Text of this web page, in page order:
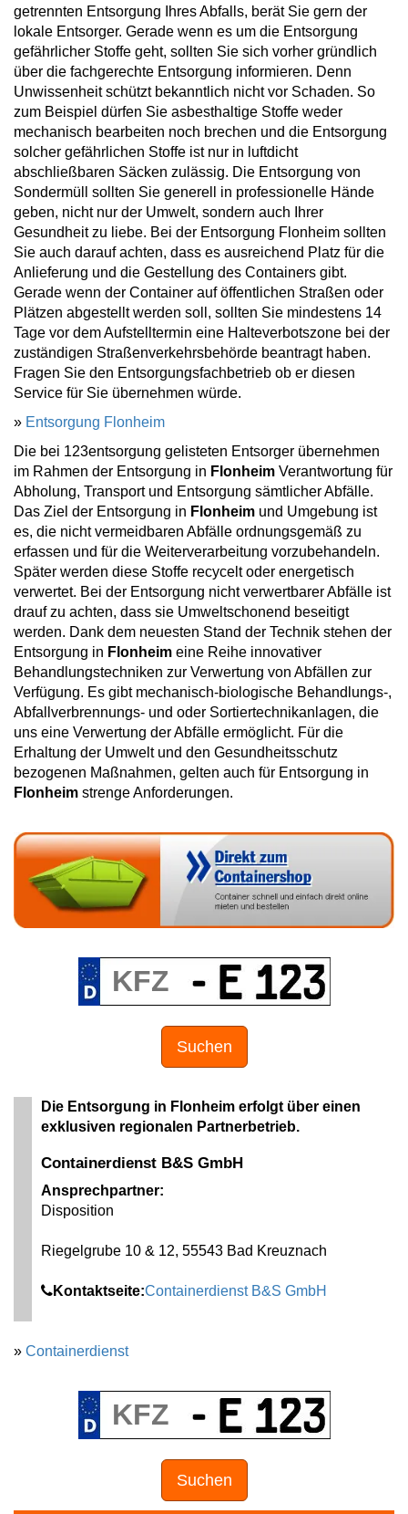
getrennten Entsorgung Ihres Abfalls, berät Sie gern der
lokale Entsorger. Gerade wenn es um die Entsorgung
gefährlicher Stoffe geht, sollten Sie sich vorher gründlich
über die fachgerechte Entsorgung informieren. Denn
Unwissenheit schützt bekanntlich nicht vor Schaden. So
zum Beispiel dürfen Sie asbesthaltige Stoffe weder
mechanisch bearbeiten noch brechen und die Entsorgung
solcher gefährlichen Stoffe ist nur in luftdicht
abschließbaren Säcken zulässig. Die Entsorgung von
Sondermüll sollten Sie generell in professionelle Hände
geben, nicht nur der Umwelt, sondern auch Ihrer
Gesundheit zu liebe. Bei der Entsorgung Flonheim sollten
Sie auch darauf achten, dass es ausreichend Platz für die
Anlieferung und die Gestellung des Containers gibt.
Gerade wenn der Container auf öffentlichen Straßen oder
Plätzen abgestellt werden soll, sollten Sie mindestens 14
Tage vor dem Aufstelltermin eine Halteverbotszone bei der
zuständigen Straßenverkehrsbehörde beantragt haben.
Fragen Sie den Entsorgungsfachbetrieb ob er diesen
Service für Sie übernehmen würde.
» Entsorgung Flonheim
Die bei 123entsorgung gelisteten Entsorger übernehmen
im Rahmen der Entsorgung in Flonheim Verantwortung für
Abholung, Transport und Entsorgung sämtlicher Abfälle.
Das Ziel der Entsorgung in Flonheim und Umgebung ist
es, die nicht vermeidbaren Abfälle ordnungsgemäß zu
erfassen und für die Weiterverarbeitung vorzubehandeln.
Später werden diese Stoffe recycelt oder energetisch
verwertet. Bei der Entsorgung nicht verwertbarer Abfälle ist
drauf zu achten, dass sie Umweltschonend beseitigt
werden. Dank dem neuesten Stand der Technik stehen der
Entsorgung in Flonheim eine Reihe innovativer
Behandlungstechniken zur Verwertung von Abfällen zur
Verfügung. Es gibt mechanisch-biologische Behandlungs-,
Abfallverbrennungs- und oder Sortiertechnikanlagen, die
uns eine Verwertung der Abfälle ermöglicht. Für die
Erhaltung der Umwelt und den Gesundheitsschutz
bezogenen Maßnahmen, gelten auch für Entsorgung in
Flonheim strenge Anforderungen.
Suchen
Die Entsorgung in Flonheim erfolgt über einen
exklusiven regionalen Partnerbetrieb.
Containerdienst B&S GmbH
Ansprechpartner:
Disposition
Riegelgrube 10 & 12, 55543 Bad Kreuznach
Kontaktseite:Containerdienst B&S GmbH
» Containerdienst
Suchen